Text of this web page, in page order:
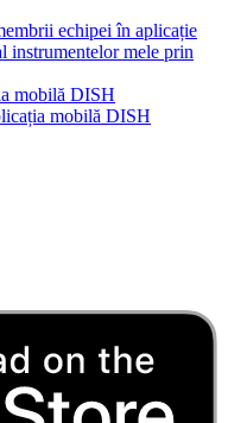
echipei în aplicație
instrumentelor mele prin
mobilă DISH
mobilă DISH